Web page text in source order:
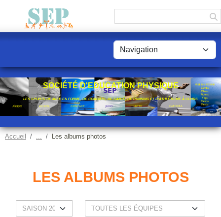
SOCIÉTÉ D'EDUCATION PHYSIQUE
LES SPORTS DE MISE EN FORME, DE COMBATS, DE SANTÉ, DE RUNNING ET D'ATHLÉTISME À COURS
Accueil Les albums photos
LES ALBUMS PHOTOS